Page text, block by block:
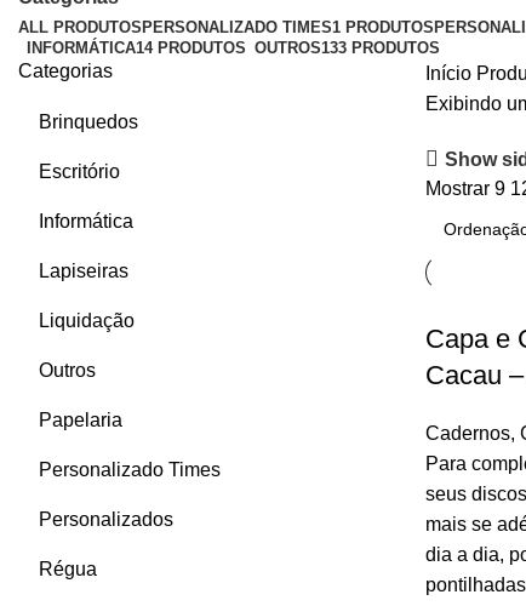
ALL PRODUTOS PERSONALIZADO TIMES1 PRODUTOS
INFORMÁTICA14 PRODUTOS OUTROS133 PRODUTOS
Categorias
Brinquedos
Escritório
Informática
Lapiseiras
Liquidação
Outros
Papelaria
Personalizado Times
Personalizados
Régua
Início
Exibindo
Show
Mostrar 9
Capa e
Cacau
Cadernos,
Para
seus
mais se
dia a dia,